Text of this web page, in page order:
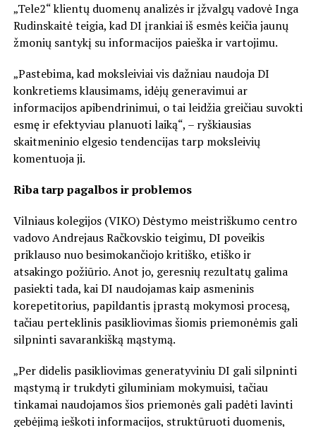
„Tele2“ klientų duomenų analizės ir įžvalgų vadovė Inga
Rudinskaitė teigia, kad DI įrankiai iš esmės keičia jaunų
žmonių santykį su informacijos paieška ir vartojimu.
„Pastebima, kad moksleiviai vis dažniau naudoja DI
konkretiems klausimams, idėjų generavimui ar
informacijos apibendrinimui, o tai leidžia greičiau suvokti
esmę ir efektyviau planuoti laiką“, – ryškiausias
skaitmeninio elgesio tendencijas tarp moksleivių
komentuoja ji.
Riba tarp pagalbos ir problemos
Vilniaus kolegijos (VIKO) Dėstymo meistriškumo centro
vadovo Andrejaus Račkovskio teigimu, DI poveikis
priklauso nuo besimokančiojo kritiško, etiško ir
atsakingo požiūrio. Anot jo, geresnių rezultatų galima
pasiekti tada, kai DI naudojamas kaip asmeninis
korepetitorius, papildantis įprastą mokymosi procesą,
tačiau perteklinis pasikliovimas šiomis priemonėmis gali
silpninti savarankišką mąstymą.
„Per didelis pasikliovimas generatyviniu DI gali silpninti
mąstymą ir trukdyti giluminiam mokymuisi, tačiau
tinkamai naudojamos šios priemonės gali padėti lavinti
gebėjimą ieškoti informacijos, struktūruoti duomenis,